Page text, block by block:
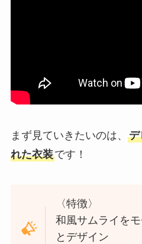
まず見ていきたいのは、 デ
れた衣装です！
〈特徴〉
和風サムライを
とデザイン